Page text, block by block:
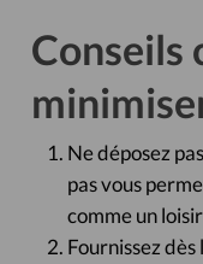
Conseils
Ne déposez
pas vous
comme un
Fournissez